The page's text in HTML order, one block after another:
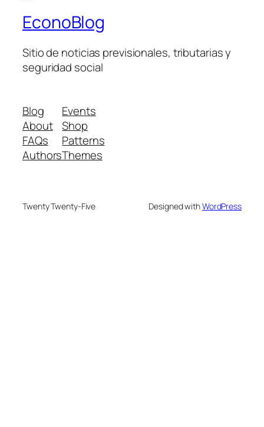
EconoBlog
Sitio de noticias previsionales, tributarias y
seguridad social
Blog
About
FAQs
Authors
Events
Shop
Patterns
Themes
Twenty Twenty-Five Designed withWordPress